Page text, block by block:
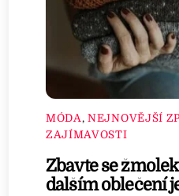
MÓDA,NEJNOVĚJŠÍ
ZAJÍMAVOSTI
Zbavte se
dalším oblečení